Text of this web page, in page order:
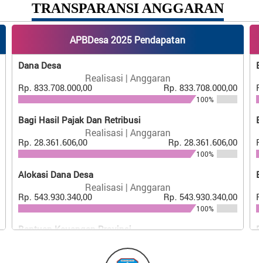
TRANSPARANSI ANGGARAN
APBDesa 2025 Pendapatan
Dana Desa
Realisasi | Anggaran
Rp. 833.708.000,00 Rp. 833.708.000,00
Bagi Hasil Pajak Dan Retribusi
Realisasi | Anggaran
Rp. 28.361.606,00 Rp. 28.361.606,00
Alokasi Dana Desa
Realisasi | Anggaran
Rp. 543.930.340,00 Rp. 543.930.340,00
Bantuan Keuangan Provinsi